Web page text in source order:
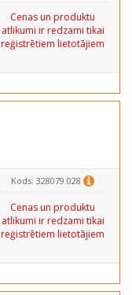
Cenas un produktu
atlikumi ir redzami tikai
reģistrētiem lietotājiem
Kods: 328079.028
Cenas un produktu
atlikumi ir redzami tikai
reģistrētiem lietotājiem